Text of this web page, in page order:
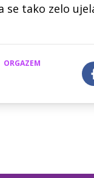
tako zelo
ORGAZEM